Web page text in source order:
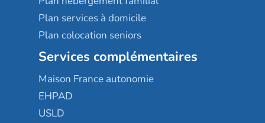
Plan services à domicile
Plan colocation seniors
Services complémentaires
Maison France autonomie
EHPAD
USLD